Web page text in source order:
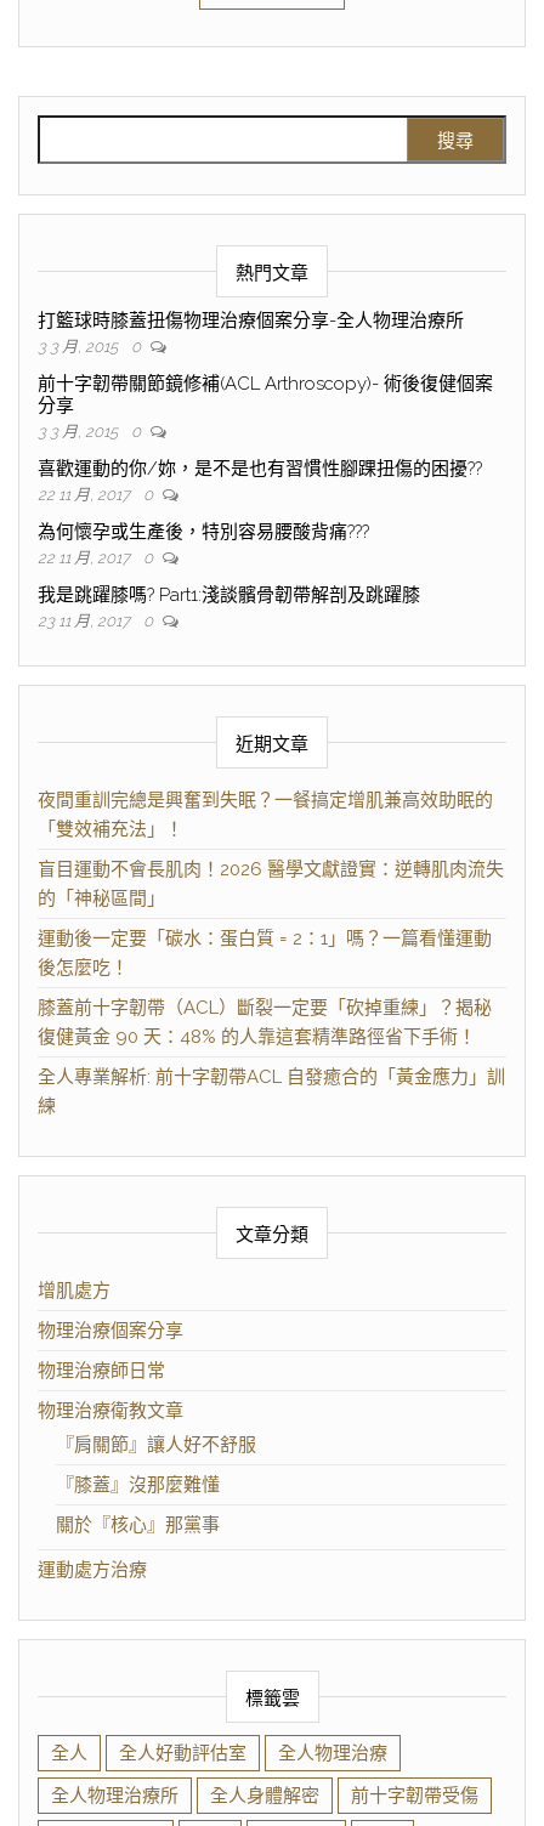
熱門文章
打籃球時膝蓋扭傷物理治療個案分享-全人物理治療所
3 3 月, 2015 0
前十字韌帶關節鏡修補(ACL Arthroscopy)- 術後復健個案
分享
3 3 月, 2015 0
喜歡運動的你/妳，是不是也有習慣性腳踝扭傷的困擾??
22 11 月, 2017 0
為何懷孕或生產後，特別容易腰酸背痛???
22 11 月, 2017 0
我是跳躍膝嗎? Part1:淺談髕骨韌帶解剖及跳躍膝
23 11 月, 2017 0
近期文章
夜間重訓完總是興奮到失眠？一餐搞定增肌兼高效助眠的
「雙效補充法」！
盲目運動不會長肌肉！2026 醫學文獻證實：逆轉肌肉流失
的「神秘區間」
運動後一定要「碳水：蛋白質 = 2：1」嗎？一篇看懂運動
後怎麼吃！
膝蓋前十字韌帶（ACL）斷裂一定要「砍掉重練」？揭秘
復健黃金 90 天：48% 的人靠這套精準路徑省下手術！
全人專業解析: 前十字韌帶ACL 自發癒合的「黃金應力」訓
練
文章分類
增肌處方
物理治療個案分享
物理治療師日常
物理治療衛教文章
『肩關節』讓人好不舒服
『膝蓋』沒那麼難懂
關於『核心』那黨事
運動處方治療
標籤雲
全人 全人好動評估室
全人物理治療
全人物理治療所
全人身體解密 前十字韌帶受傷